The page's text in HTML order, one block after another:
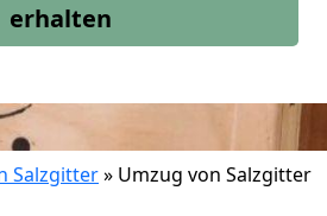
erhalten
Salzgitter» Umzug von Salzgitter